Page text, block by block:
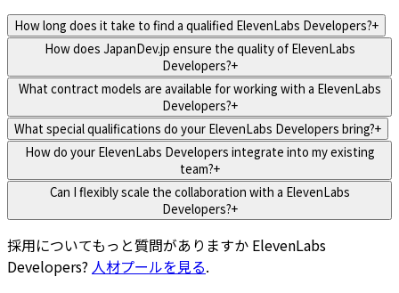
How long does it take to find a qualified ElevenLabs Developers?+
How does JapanDev.jp ensure the quality of ElevenLabs
Developers?+
What contract models are available for working with a ElevenLabs
Developers?+
What special qualifications do your ElevenLabs Developers bring?+
How do your ElevenLabs Developers integrate into my existing
team?+
Can I flexibly scale the collaboration with a ElevenLabs
Developers?+
採用についてもっと質問がありますか ElevenLabs
Developers? 人材プールを見る.